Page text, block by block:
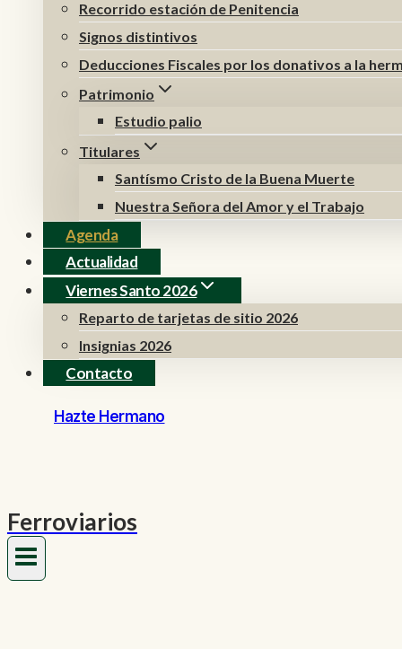
Recorrido estación de Penitencia
Signos distintivos
Deducciones Fiscales por los donativos a la
Patrimonio
Estudio palio
Titulares
Santísmo Cristo de la Buena Muerte
Nuestra Señora del Amor y el Trabajo
Agenda
Actualidad
Viernes Santo 2026
Reparto de tarjetas de sitio 2026
Insignias 2026
Contacto
Hazte Hermano
Ferroviarios